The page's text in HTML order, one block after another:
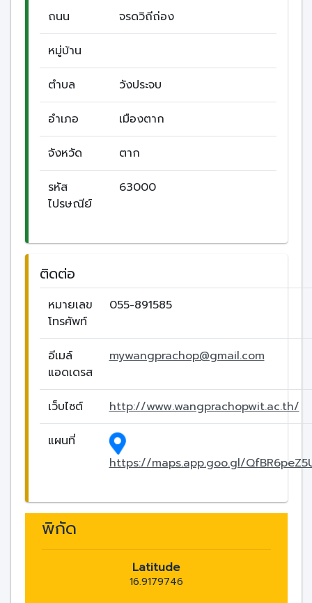
ถนน จรดวิถีถ่อง
หมู่บ้าน
ตำบล วังประจบ
อำเภอ เมืองตาก
จังหวัด ตาก
รหัส
ไปรษณีย์
63000
ติดต่อ
หมายเลข
โทรศัพท์
055-891585
อีเมล์
แอดเดรส
mywangprachop@gmail.com
เว็บไซต์ http://www.wangprachopwit.ac.th/
แผนที่
https://maps.app.goo.gl/
พิกัด
Latitude
16.9179746